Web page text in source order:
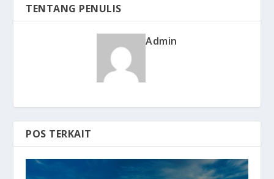
TENTANG PENULIS
Admin
POS TERKAIT